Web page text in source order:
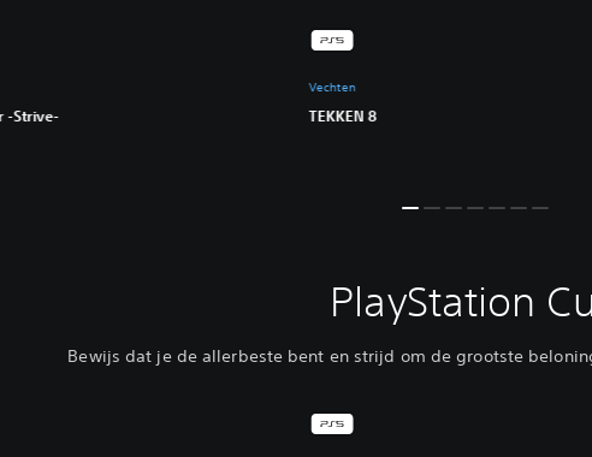
Vechten
TEKKEN 8
-Strive-
PlayStation
Bewijs dat je de allerbeste bent en strijd om de grootste